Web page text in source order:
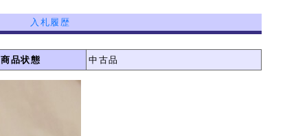
入札履歴
商品状態 中古品